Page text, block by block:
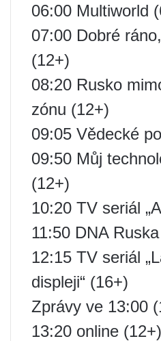
06:00 Multiworld
07:00 Dobré
(12+)
08:20 Rusko
zónu (12+)
09:05 Vědecké
09:50 Můj
(12+)
10:20 TV seriál
11:50 DNA
12:15 TV seriál
displeji“ (16+)
Zprávy ve 13:00
13:20 online (12+)